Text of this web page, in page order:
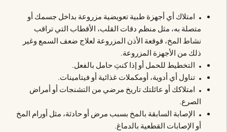
امتلاك أي أجهزة طبية تعويضية مزروعة بداخل جسمك أو
متصلة به، مثل منظم دقات القلب، الأقطاب التي تراقب
نشاط المخ، قوقعة الأذن المزروعة لعلاج ضعف السمع وغير
ذلك من الأجهزة المزروعة.
التخطيط للحمل أو إذا كنتِ حامل بالفعل.
تناول أي أدوية، أومكملات غذائية أو فيتامينات.
امتلاكك أو عائلتك تاريخ مرضي من التشنجات أو أمراض
الصرع.
الإصابة السابقة بالمخ بسبب مرض أو حادثة، مثل أورام المخ
أو الإصابات القطعية بالدماغ.